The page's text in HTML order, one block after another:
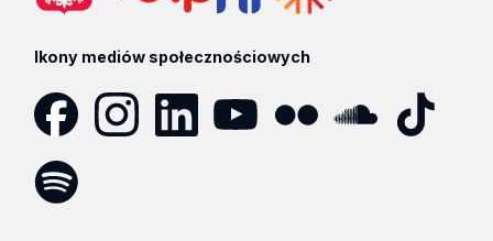
Ikony mediów społecznościowych